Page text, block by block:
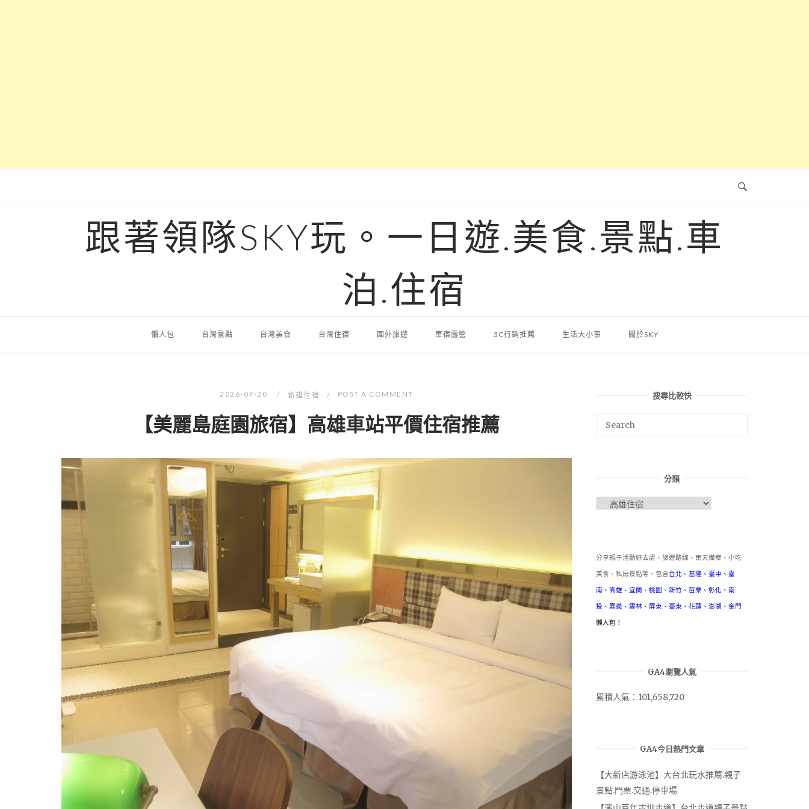
跟著領隊SKY玩。一日遊.美食.景點.車
泊.住宿
懶人包 台灣景點 台灣美食 台灣住宿 國外旅遊 車宿露營 3C行銷推薦 生活大小事 關於SKY
2026-07-20 高雄住宿 POST A COMMENT
【美麗島庭園旅宿】高雄車站平價住宿推薦
搜尋比較快
分類
分享親子活動好去處、旅遊路線、雨天備案、小吃
美食、私房景點等，包含台北 、 基隆 、 臺中 、 臺
南 、 高雄 、 宜蘭 、 桃園 、 新竹 、 苗栗 、 彰化 、 南
投 、 嘉義 、 雲林 、 屏東 、 臺東 、 花蓮 、 澎湖 、 金門
懶人包！
GA4瀏覽人氣
累積人氣：101,658,720
GA4今日熱門文章
【大新店游泳池】大台北玩水推薦.親子
景點.門票.交通.停車場